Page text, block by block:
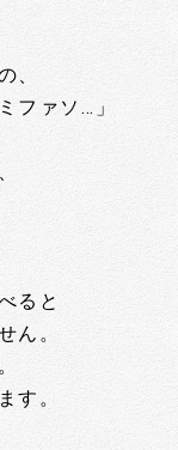
、
ファソ…」
ると
ん。
す。